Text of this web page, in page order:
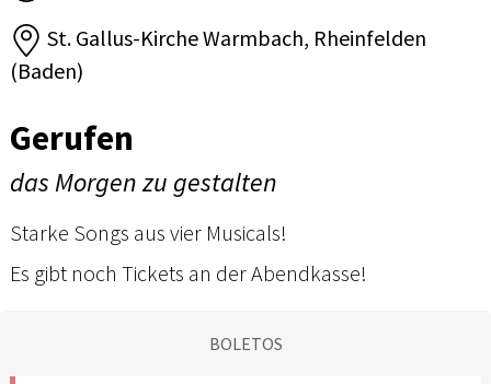
St. Gallus-Kirche Warmbach, Rheinfelden
(Baden)
Gerufen
das Morgen zu gestalten
Starke Songs aus vier Musicals!
Es gibt noch Tickets an der Abendkasse!
BOLETOS